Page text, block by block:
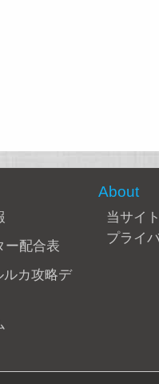
ー配合表
ルカ攻略デ
About
当サイ
プライ